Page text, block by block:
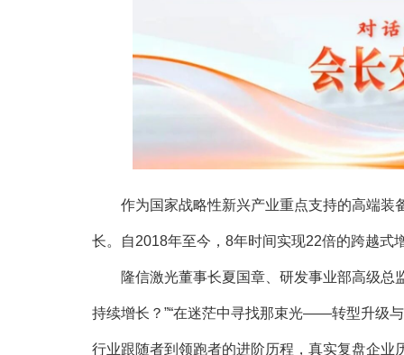
作为国家战略性新兴产业重点支持的高端装
长。自2018年至今，8年时间实现22倍的跨越式
隆信激光董事长夏国章、研发事业部高级总
持续增长？”“在迷茫中寻找那束光——转型升级与
行业跟随者到领跑者的进阶历程，真实复盘企